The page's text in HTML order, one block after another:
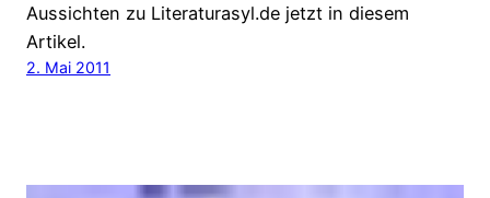
Aussichten zu Literaturasyl.de jetzt in diesem
Artikel.
2. Mai 2011